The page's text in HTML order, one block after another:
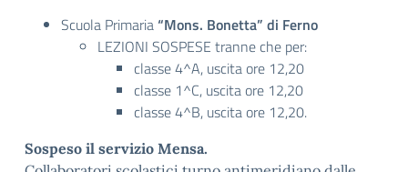
Scuola Primaria“Mons. Bonetta” di Ferno
LEZIONI SOSPESE tranne che per:
classe 4^A, uscita ore 12,20
classe 1^C, uscita ore 12,20
classe 4^B, uscita ore 12,20.
Sospeso il servizio Mensa.